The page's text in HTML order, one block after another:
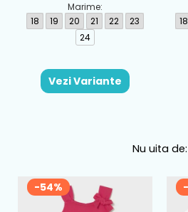
Marime:
18
19 20 21 22
23
24
Vezi Variante
18
Nu uita de:
-54%